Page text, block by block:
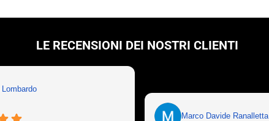
LE RECENSIONI DEI NOSTRI CLIENTI
Lombardo
Marco Davide Ranalletta